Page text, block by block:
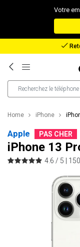
Votre
Home iPhone
Apple PAS CHER
iPhone 13
4.6 / 5 |